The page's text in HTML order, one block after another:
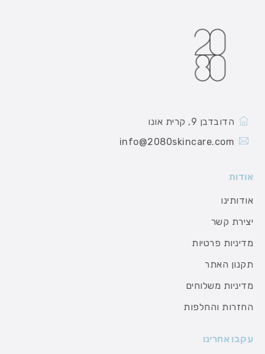
הדובדבן 9, קרית אונו
info@2080skincare.com
אודות
אודותינו
יצירת קשר
מדיניות פרטיות
תקנון האתר
מדיניות משלוחים
החזרות והחלפות
עקבו אחרינו